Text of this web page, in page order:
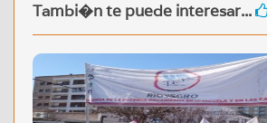
Tambi�n te puede interesar...